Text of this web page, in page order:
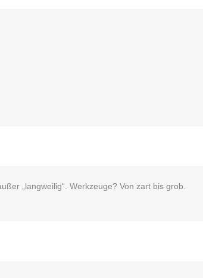
„langweilig“. Werkzeuge? Von zart bis grob.